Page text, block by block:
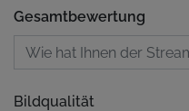
Gesamtbewertung
Bildqualität